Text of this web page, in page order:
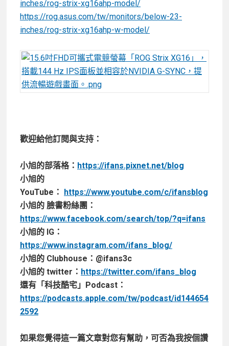
inches/rog-strix-xg16ahp-model/
https://rog.asus.com/tw/monitors/below-23-
inches/rog-strix-xg16ahp-w-model/
歡迎給他訂閱與支持：
小旭的部落格： https://ifans.pixnet.net/blog
小旭的
YouTube： https://www.youtube.com/c/ifansblog
小旭的 臉書粉絲團：
https://www.facebook.com/search/top/?q=ifans
小旭的 IG：
https://www.instagram.com/ifans_blog/
小旭的 Clubhouse：@ifans3c
小旭的 twitter： https://twitter.com/ifans_blog
還有「科技酷宅」Podcast：
https://podcasts.apple.com/tw/podcast/id144654
2592
如果您覺得這一篇文章對您有幫助，可否為我按個讚